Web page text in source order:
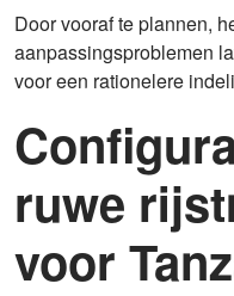
Door vooraf te plannen,
aanpassingsproblemen
voor een rationelere
ruwe
voor